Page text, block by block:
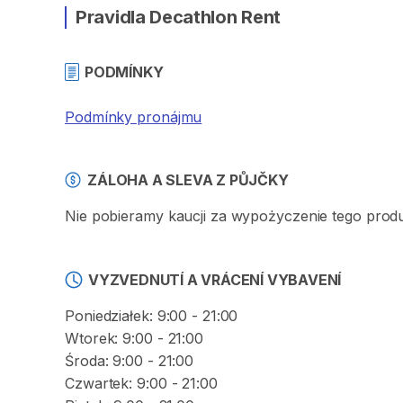
Pravidla Decathlon Rent
PODMÍNKY
Podmínky pronájmu
ZÁLOHA A SLEVA Z PŮJČKY
Nie pobieramy kaucji za wypożyczenie tego
VYZVEDNUTÍ A VRÁCENÍ VYBAVENÍ
Poniedziałek: 9:00 - 21:00
Wtorek: 9:00 - 21:00
Środa: 9:00 - 21:00
Czwartek: 9:00 - 21:00